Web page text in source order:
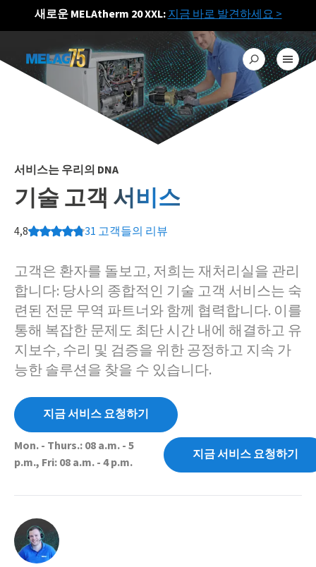
새로운 MELAtherm 20 XXL:지금 바로 발견하세요 >
서비스는 우리의 DNA
기술 고객 서비스
4,8 31 고객들의 리뷰
고객은 환자를 돌보고, 저희는 재처리실을 관리
합니다: 당사의 종합적인 기술 고객 서비스는 숙
련된 전문 무역 파트너와 함께 협력합니다. 이를
통해 복잡한 문제도 최단 시간 내에 해결하고 유
지보수, 수리 및 검증을 위한 공정하고 지속 가
능한 솔루션을 찾을 수 있습니다.
지금 서비스 요청하기
Mon. - Thurs.: 08 a.m. - 5
p.m., Fri: 08 a.m. - 4 p.m.
지금 서비스 요청하기